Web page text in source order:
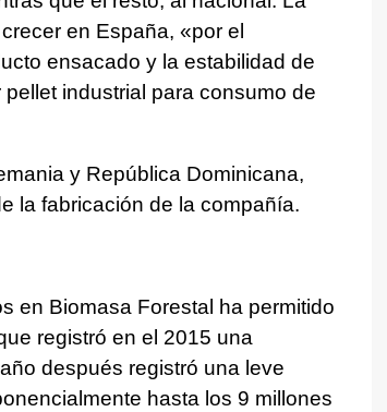
en España, «por el
ensacado y la estabilidad de
industrial para consumo de
y República Dominicana,
la fabricación de la compañía.
en Biomasa Forestal ha permitido
registró en el 2015 una
después registró una leve
hasta los 9 millones